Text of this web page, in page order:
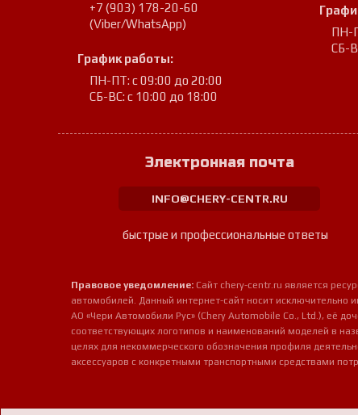
+7 (903) 178-20-60
(Viber/WhatsApp)
График работы:
ПН-ПТ: с 09:00 до 20:00
СБ-ВС: с 10:00 до 18:00
ПН-
СБ-
Электронная почта
INFO@CHERY-CENTR.RU
быстрые и профессиональные ответы
Правовое уведомление: Сайт chery-centr.ru является
автомобилей. Данный интернет-сайт носит
АО «Чери Автомобили Рус» (Chery Automobile Co., Ltd.), её
соответствующих логотипов и наименований моделей в
целях для некоммерческого обозначения профиля
аксессуаров с конкретными транспортными средствами